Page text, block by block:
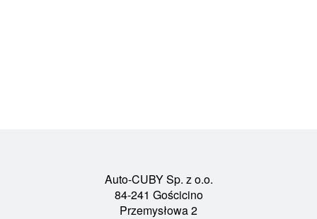
Auto-CUBY Sp. z o.o.
84-241 Gościcino
Przemysłowa 2